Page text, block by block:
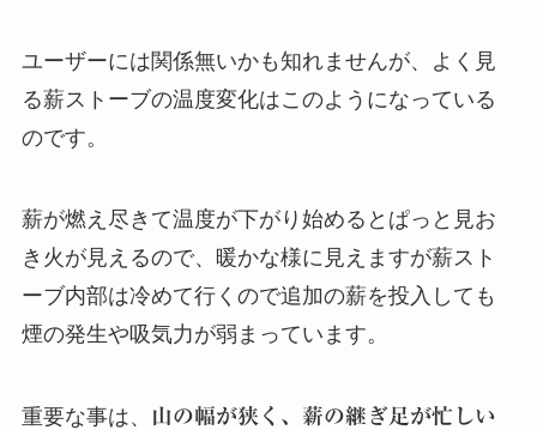
ユーザーには関係無いかも知れませんが、よく見
る薪ストーブの温度変化はこのようになっている
のです。
薪が燃え尽きて温度が下がり始めるとぱっと見お
き火が見えるので、暖かな様に見えますが薪スト
ーブ内部は冷めて行くので追加の薪を投入しても
煙の発生や吸気力が弱まっています。
重要な事は、 山の幅が狭く、薪の継ぎ足が忙しい